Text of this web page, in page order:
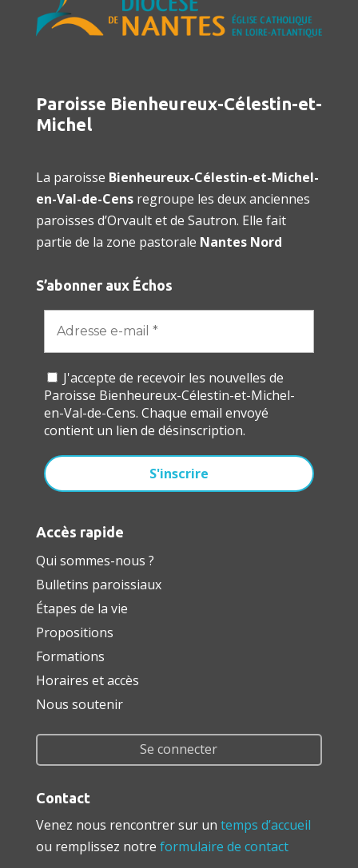
Paroisse Bienheureux-Célestin-et-
Michel
La paroisse Bienheureux-Célestin-et-Michel-
en-Val-de-Censregroupe les deux anciennes
paroisses d’Orvault et de Sautron. Elle fait
partie de la zone pastorale Nantes Nord
S’abonner aux Échos
J'accepte de recevoir les nouvelles de
Paroisse Bienheureux-Célestin-et-Michel-
en-Val-de-Cens. Chaque email envoyé
contient un lien de désinscription.
Accès rapide
Qui sommes-nous ?
Bulletins paroissiaux
Étapes de la vie
Propositions
Formations
Horaires et accès
Nous soutenir
Se connecter
Contact
Venez nous rencontrer sur un temps d’accueil
ou remplissez notre formulaire de contact